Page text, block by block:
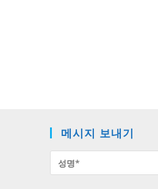
메시지 보내기